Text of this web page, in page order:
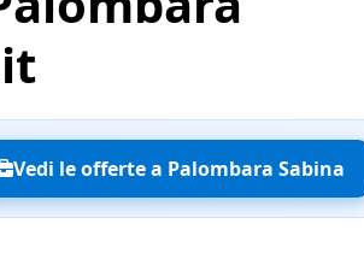
Vedi le offerte a Palombara Sabina